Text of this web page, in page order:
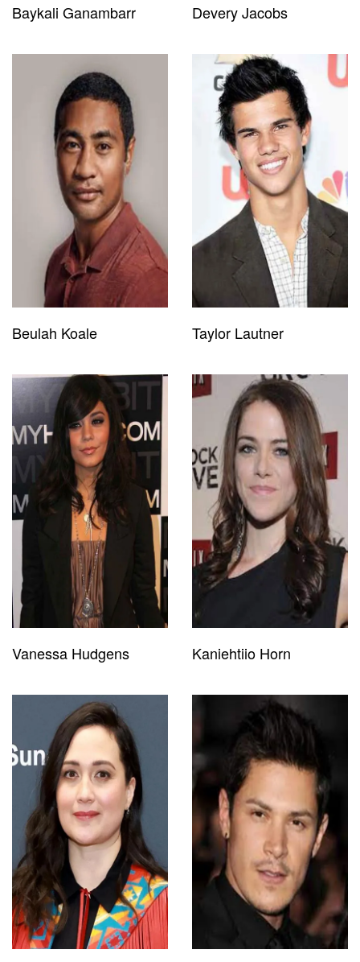
Baykali Ganambarr Devery Jacobs
Beulah Koale Taylor Lautner
Vanessa Hudgens Kaniehtiio Horn